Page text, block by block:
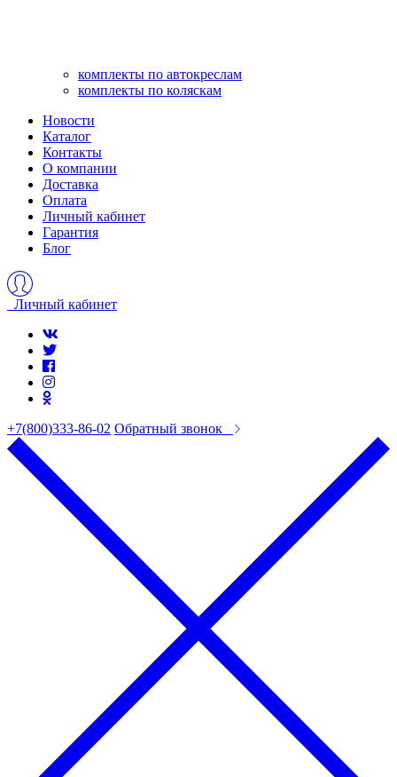
комплекты по автокреслам
комплекты по коляскам
Новости
Каталог
Контакты
О компании
Доставка
Оплата
Личный кабинет
Гарантия
Блог
Личный кабинет
+7(800)333-86-02 Обратный звонок